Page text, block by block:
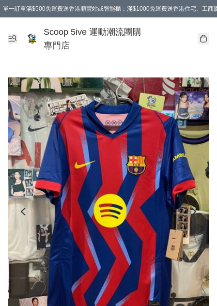
單一訂單滿$500免運費送香港順豐站或智能櫃；滿$1000免運費送香港住宅、工商
Scoop 5ive 運動潮流團購
專門店